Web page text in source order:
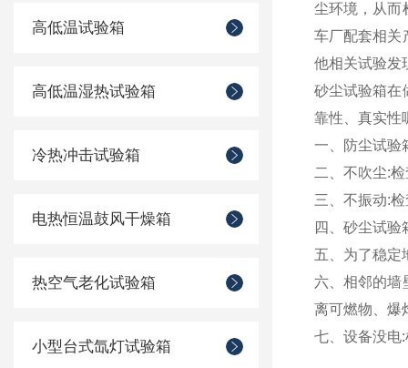
高低温试验箱
高低温湿热试验箱
冷热冲击试验箱
电热恒温鼓风干燥箱
热空气老化试验箱
小型台式氙灯试验箱
尘环境，从而
车厂配套相关
他相关试验发
砂尘试验箱在
靠性、真实性
一、防尘试验
二、不吹尘:
三、不振动:
四、砂尘试
五、为了稳定
六、相邻的墙
离可燃物、爆
七、设备没电